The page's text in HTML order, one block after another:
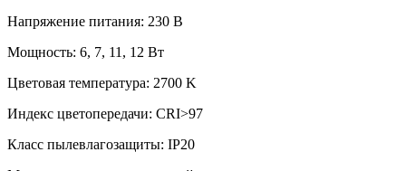
Напряжение питания: 230 В
Мощность: 6, 7, 11, 12 Вт
Цветовая температура: 2700 K
Индекс цветопередачи: CRI>97
Класс пылевлагозащиты: IP20